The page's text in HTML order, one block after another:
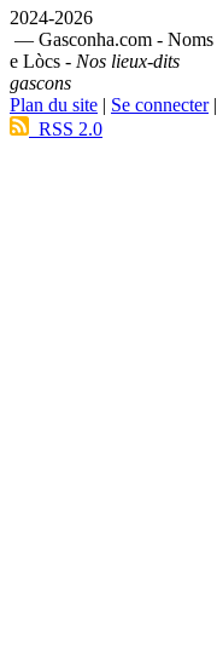
2024-2026
— Gasconha.com - Noms
e Lòcs - Nos lieux-dits
gascons
Plan du site | Se connecter|
RSS 2.0